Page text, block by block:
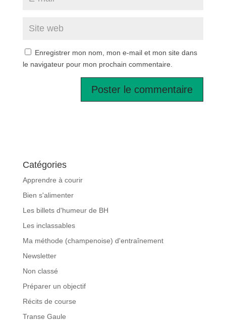
Enregistrer mon nom, mon e-mail et mon site dans
le navigateur pour mon prochain commentaire.
Catégories
Apprendre à courir
Bien s'alimenter
Les billets d'humeur de BH
Les inclassables
Ma méthode (champenoise) d'entraînement
Newsletter
Non classé
Préparer un objectif
Récits de course
Transe Gaule